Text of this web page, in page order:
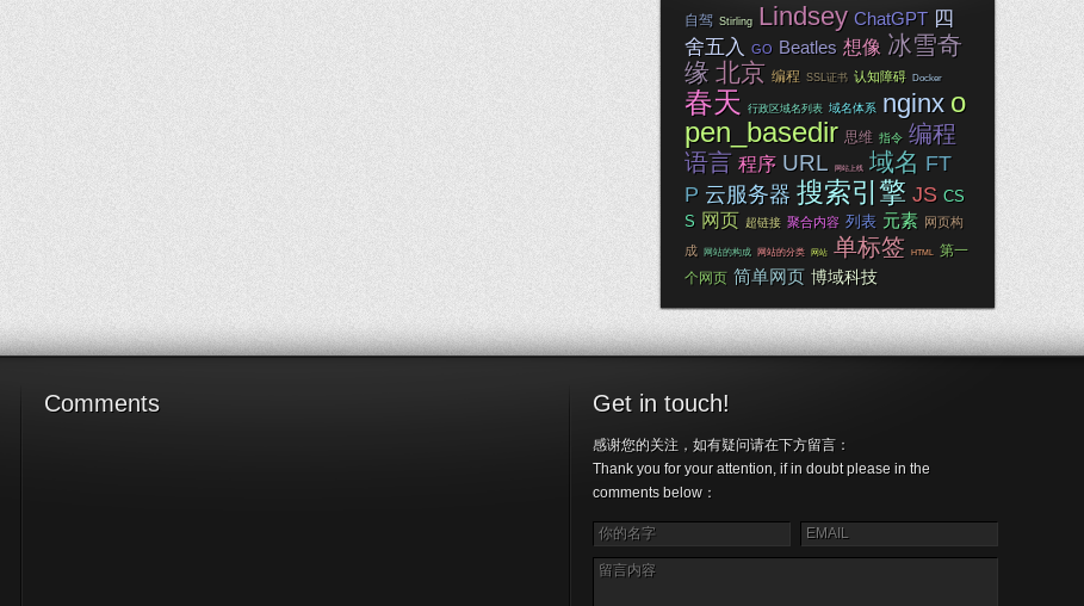
自驾 Stirling Lindsey ChatGPT 四
舍五入
GO Beatles 想像 冰雪奇
缘 北京 编程 SSL证书 认知障碍 Docker
春天 行政区域名列表 域名体系 nginx o
pen_basedir 思维 指令 编程
语言 程序 URL 网站上线 域名 FT
P 云服务器 搜索引擎 JS CS
S 网页 超链接 聚合内容 列表 元素 网页构
成
网站的构成 网站的分类 网站 单标签 HTML
第一
个网页 简单网页 博域科技
Comments Get in touch!
感谢您的关注，如有疑问请在下方留言：
Thank you for your attention, if in doubt please in the
comments below：